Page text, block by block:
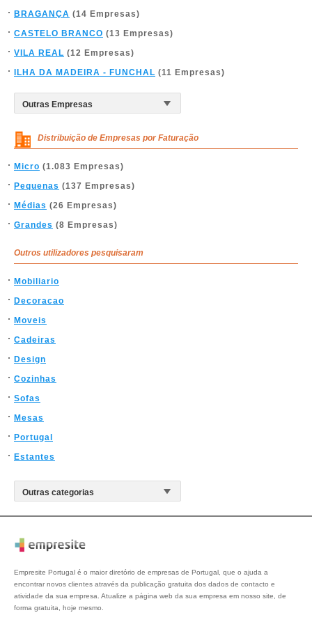
BRAGANÇA (14 Empresas)
CASTELO BRANCO (13 Empresas)
VILA REAL (12 Empresas)
ILHA DA MADEIRA - FUNCHAL (11 Empresas)
Distribuição de Empresas por Faturação
Micro (1.083 Empresas)
Pequenas (137 Empresas)
Médias (26 Empresas)
Grandes (8 Empresas)
Outros utilizadores pesquisaram
Mobiliario
Decoracao
Moveis
Cadeiras
Design
Cozinhas
Sofas
Mesas
Portugal
Estantes
Empresite Portugal é o maior diretório de empresas de Portugal, que o ajuda a
encontrar novos clientes através da publicação gratuita dos dados de contacto e
atividade da sua empresa. Atualize a página web da sua empresa em nosso site, de
forma gratuita, hoje mesmo.